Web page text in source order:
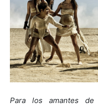
Para los amantes